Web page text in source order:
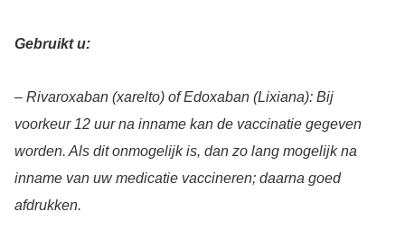
Gebruikt u:
– Rivaroxaban (xarelto) of Edoxaban (Lixiana): Bij
voorkeur 12 uur na inname kan de vaccinatie gegeven
worden. Als dit onmogelijk is, dan zo lang mogelijk na
inname van uw medicatie vaccineren; daarna goed
afdrukken.